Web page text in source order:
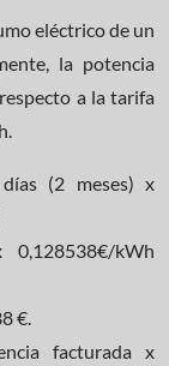
eléctrico de un
la potencia
a la tarifa
(2 meses) x
€/kWh
€.
facturada x